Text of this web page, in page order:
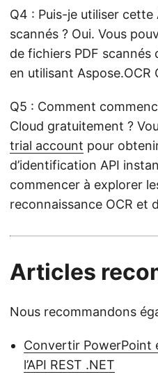
Q4 : Puis-je utiliser cette
scannés ? Oui. Vous
de fichiers PDF scannés
en utilisant Aspose.OCR
Q5 : Comment
Cloud gratuitement ?
trial account pour
d’identification API
commencer à explorer
reconnaissance OCR et
Articles
Nous recommandons
Convertir PowerPoint
l’API REST .NET